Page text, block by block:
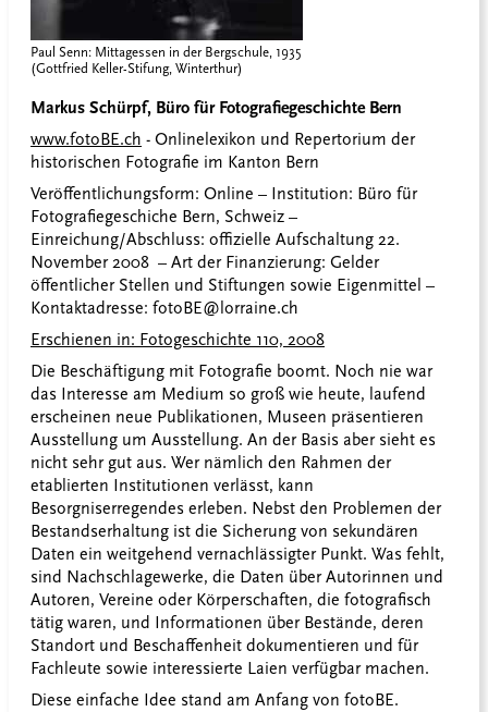
Paul Senn: Mittagessen in der Bergschule, 1935
(Gottfried Keller-Stifung, Winterthur)
Markus Schürpf, Büro für Fotografiegeschichte Bern
www.fotoBE.ch - Onlinelexikon und Repertorium der
historischen Fotografie im Kanton Bern
Veröffentlichungsform: Online – Institution: Büro für
Fotografiegeschiche Bern, Schweiz –
Einreichung/Abschluss: offizielle Aufschaltung 22.
November 2008 – Art der Finanzierung: Gelder
öffentlicher Stellen und Stiftungen sowie Eigenmittel –
Kontaktadresse: fotoBE@lorraine.ch
Erschienen in: Fotogeschichte 110, 2008
Die Beschäftigung mit Fotografie boomt. Noch nie war
das Interesse am Medium so groß wie heute, laufend
erscheinen neue Publikationen, Museen präsentieren
Ausstellung um Ausstellung. An der Basis aber sieht es
nicht sehr gut aus. Wer nämlich den Rahmen der
etablierten Institutionen verlässt, kann
Besorgniserregendes erleben. Nebst den Problemen der
Bestandserhaltung ist die Sicherung von sekundären
Daten ein weitgehend vernachlässigter Punkt. Was fehlt,
sind Nachschlagewerke, die Daten über Autorinnen und
Autoren, Vereine oder Körperschaften, die fotografisch
tätig waren, und Informationen über Bestände, deren
Standort und Beschaffenheit dokumentieren und für
Fachleute sowie interessierte Laien verfügbar machen.
Diese einfache Idee stand am Anfang von fotoBE.